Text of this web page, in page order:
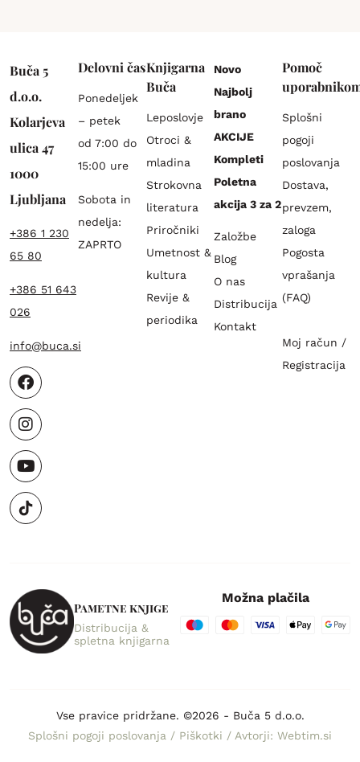
Buča 5
d.o.o.
Kolarjeva
ulica 47
1000
Ljubljana
+386 1 230
65 80
+386 51 643
026
info@buca.si
Delovni čas
Ponedeljek
– petek
od 7:00 do
15:00 ure
Sobota in
nedelja:
ZAPRTO
Knjigarna
Buča
Leposlovje
Otroci &
mladina
Strokovna
literatura
Priročniki
Umetnost &
kultura
Revije &
periodika
Novo
Najbolj
brano
AKCIJE
Kompleti
Poletna
akcija 3 za 2
Založbe
Blog
O nas
Distribucija
Kontakt
Pomoč
Splošni
pogoji
poslovanja
Dostava,
prevzem,
zaloga
Pogosta
vprašanja
(FAQ)
Moj račun /
Registracija
Pametne knjige
Distribucija &
spletna knjigarna
Možna plačila
Vse pravice pridržane. ©2026 - Buča 5 d.o.o.
Splošni pogoji poslovanja / Piškotki / Avtorji: Webtim.si